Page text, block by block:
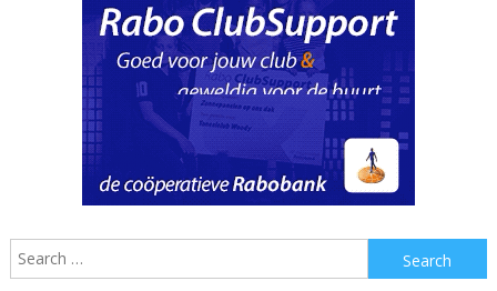
Search
for: